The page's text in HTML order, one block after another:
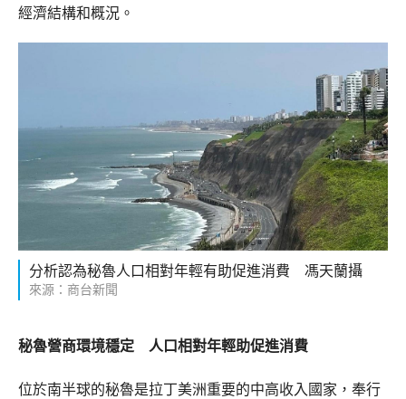
經濟結構和概況。
分析認為秘魯人口相對年輕有助促進消費 馮天蘭攝
來源：商台新聞
秘魯營商環境穩定 人口相對年輕助促進消費
位於南半球的秘魯是拉丁美洲重要的中高收入國家，奉行